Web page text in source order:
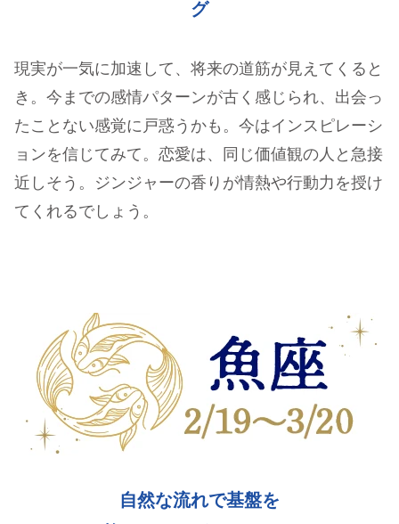
グ
現実が一気に加速して、将来の道筋が見えてくると
き。今までの感情パターンが古く感じられ、出会っ
たことない感覚に戸惑うかも。今はインスピレーシ
ョンを信じてみて。恋愛は、同じ価値観の人と急接
近しそう。ジンジャーの香りが情熱や行動力を授け
てくれるでしょう。
自然な流れで基盤を